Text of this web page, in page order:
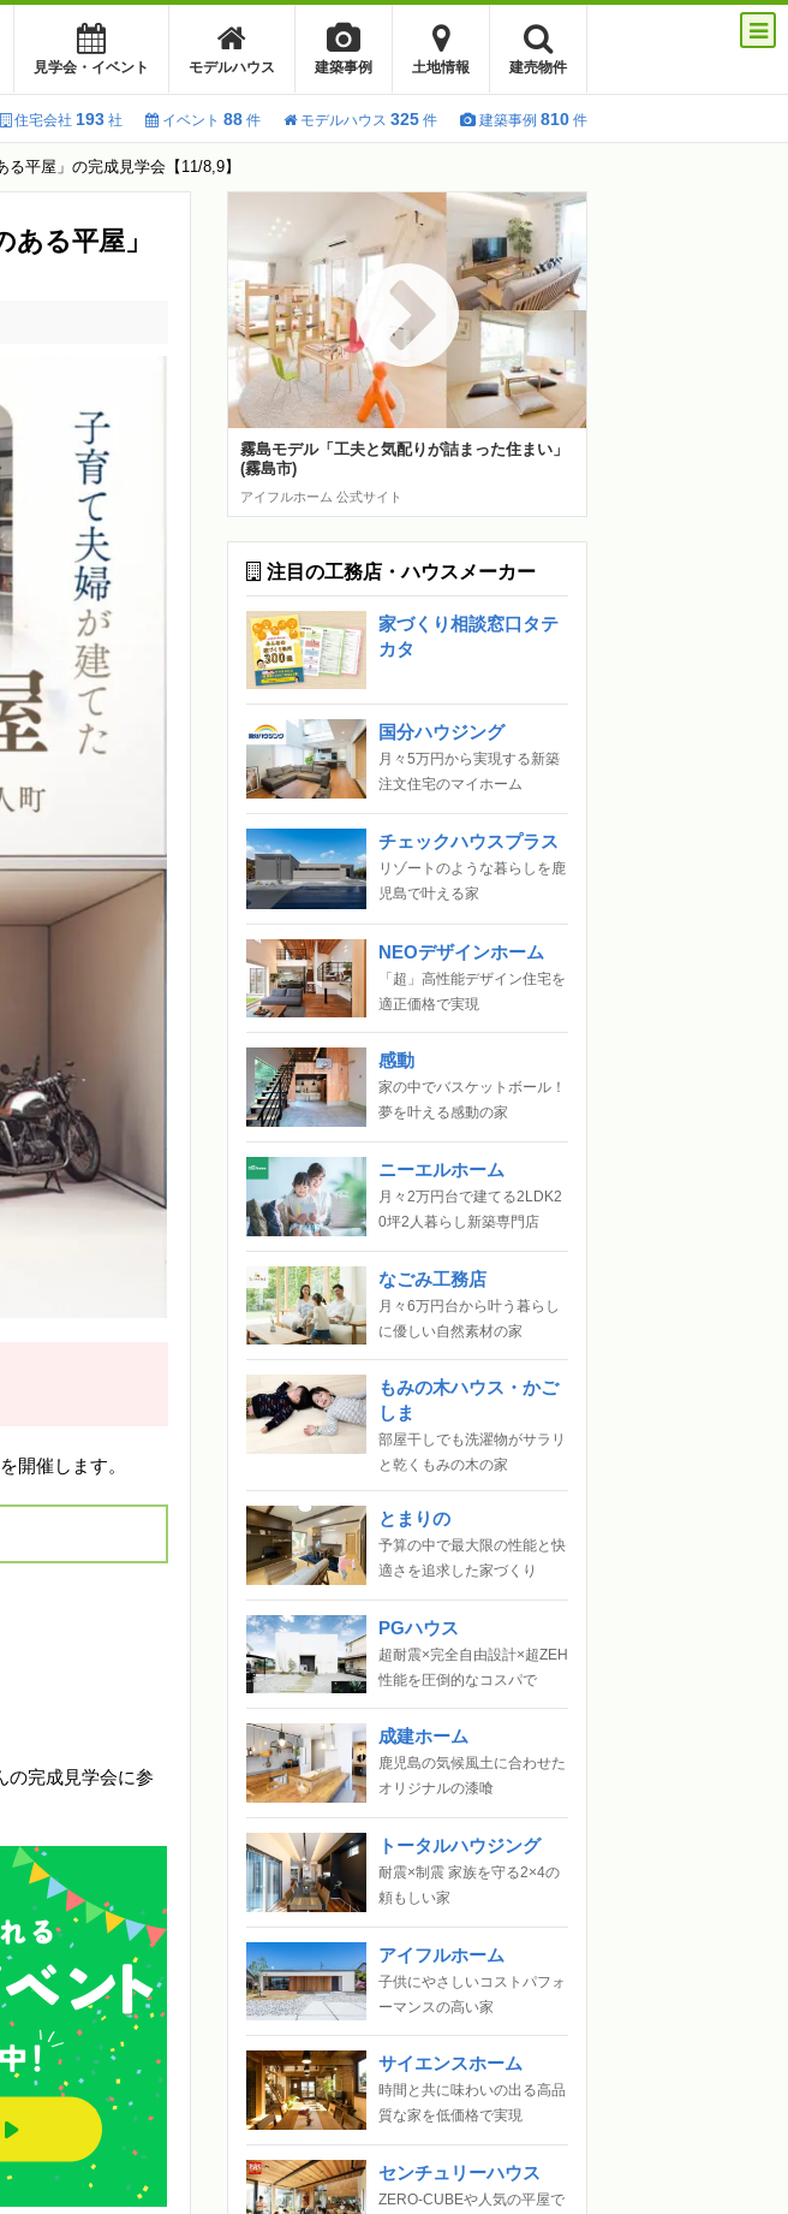
見学会・イベント モデルハウス 建築事例 土地情報 建売物件
住宅会社 193 社 イベント 88 件 モデルハウス 325 件 建築事例 810 件
平屋」の完成見学会【11/8,9】
る平屋」
開催します。
の完成見学会に参
霧島モデル「工夫と気配りが詰まった住まい」
(霧島市)
アイフルホーム 公式サイト
注目の工務店・ハウスメーカー
家づくり相談窓口タテ
カタ
国分ハウジング
月々5万円から実現する新築
注文住宅のマイホーム
チェックハウスプラス
リゾートのような暮らしを鹿
児島で叶える家
NEOデザインホーム
「超」高性能デザイン住宅を
適正価格で実現
感動
家の中でバスケットボール！
夢を叶える感動の家
ニーエルホーム
月々2万円台で建てる2LDK2
0坪2人暮らし新築専門店
なごみ工務店
月々6万円台から叶う暮らし
に優しい自然素材の家
もみの木ハウス・かご
しま
部屋干しでも洗濯物がサラリ
と乾くもみの木の家
とまりの
予算の中で最大限の性能と快
適さを追求した家づくり
PGハウス
超耐震×完全自由設計×超ZEH
性能を圧倒的なコスパで
成建ホーム
鹿児島の気候風土に合わせた
オリジナルの漆喰
トータルハウジング
耐震×制震 家族を守る2×4の
頼もしい家
アイフルホーム
子供にやさしいコストパフォ
ーマンスの高い家
サイエンスホーム
時間と共に味わいの出る高品
質な家を低価格で実現
センチュリーハウス
ZERO-CUBEや人気の平屋で